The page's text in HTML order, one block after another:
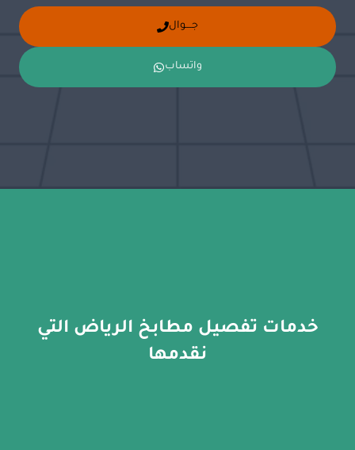
جــــوال
واتساب
خدمات تفصيل مطابخ الرياض التي
نقدمها